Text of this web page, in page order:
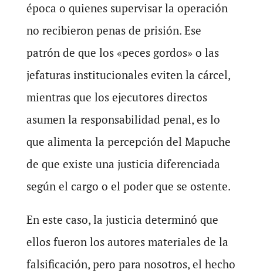
época o quienes supervisar la operación
no recibieron penas de prisión. Ese
patrón de que los «peces gordos» o las
jefaturas institucionales eviten la cárcel,
mientras que los ejecutores directos
asumen la responsabilidad penal, es lo
que alimenta la percepción del Mapuche
de que existe una justicia diferenciada
según el cargo o el poder que se ostente.
En este caso, la justicia determinó que
ellos fueron los autores materiales de la
falsificación, pero para nosotros, el hecho